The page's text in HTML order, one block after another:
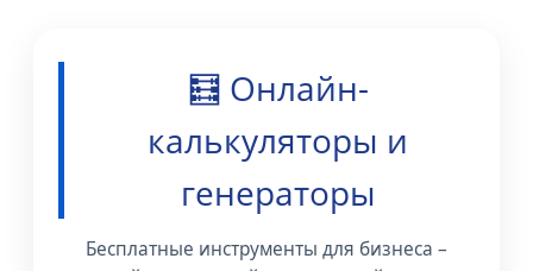
🧮 Онлайн-
калькуляторы и
генераторы
Бесплатные инструменты для бизнеса –